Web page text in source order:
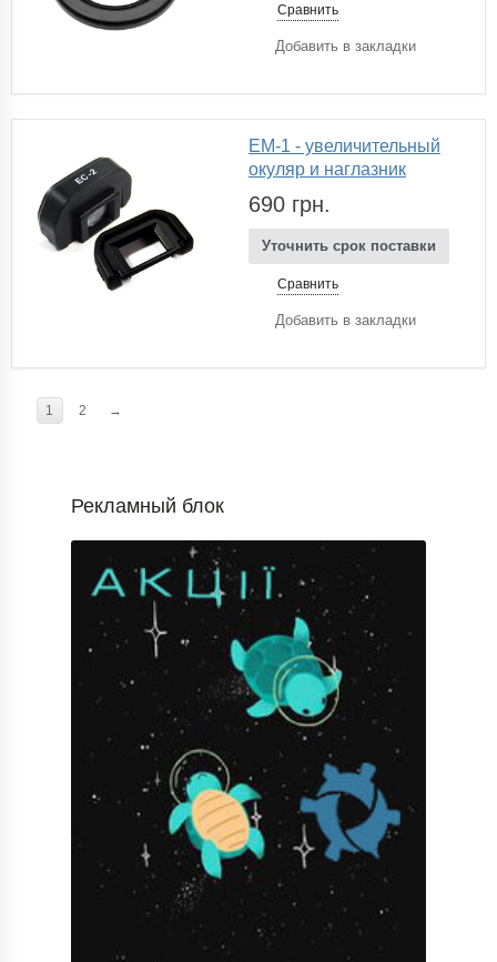
Сравнить
Добавить в закладки
EM-1 - увеличительный
окуляр и наглазник
690 грн.
Уточнить срок поставки
Сравнить
Добавить в закладки
1 2 →
Рекламный блок